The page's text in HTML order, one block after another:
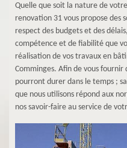
Quelle que soit la nature de
renovation 31 vous propose des
respect des budgets et des
compétence et de fiabilité que
réalisation de vos travaux en
Comminges. Afin de vous
pourront durer dans le temps ;
que nous utilisons répond aux
nos savoir-faire au service de